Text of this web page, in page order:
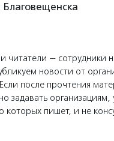
читатели — сотрудники
новости от
после прочтения
задавать
которых пишет, и не